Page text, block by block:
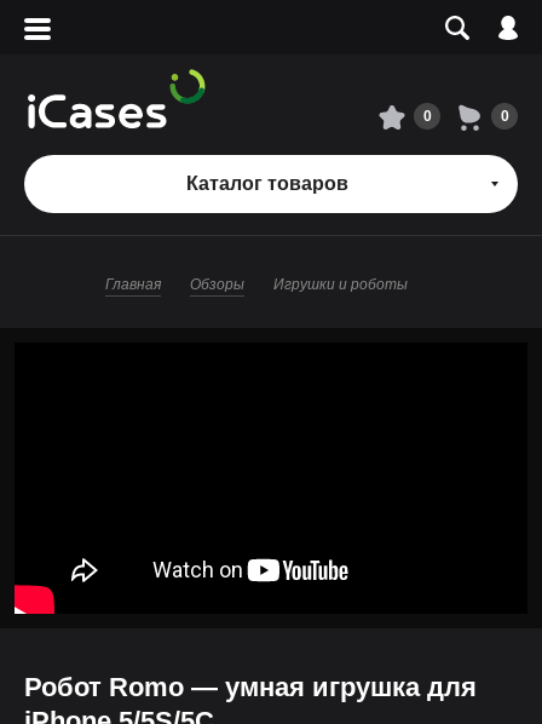
Вход
Сервисный центр
О магазине
0 0
Каталог товаров
Главная Обзоры Игрушки и роботы
Робот Romo — умная игрушка для